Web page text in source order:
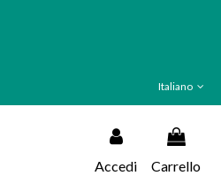
Italiano
Accedi Carrello